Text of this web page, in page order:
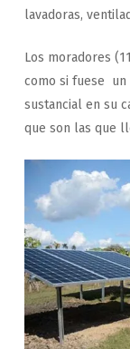
lavadoras,
Los moradores
como si fuese un
sustancial en su
que son las que